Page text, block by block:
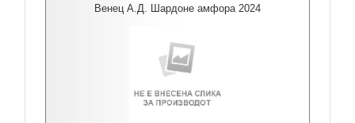
Венец А.Д. Шардоне амфора 2024